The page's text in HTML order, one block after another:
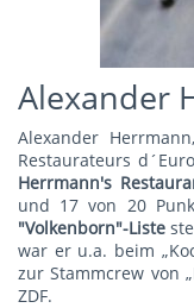
Alexander
Alexander
Restaurateurs
Herrmann's
und 17 von 20
"Volkenborn"-Liste
war er u.a. beim
zur Stammcrew von
ZDF.